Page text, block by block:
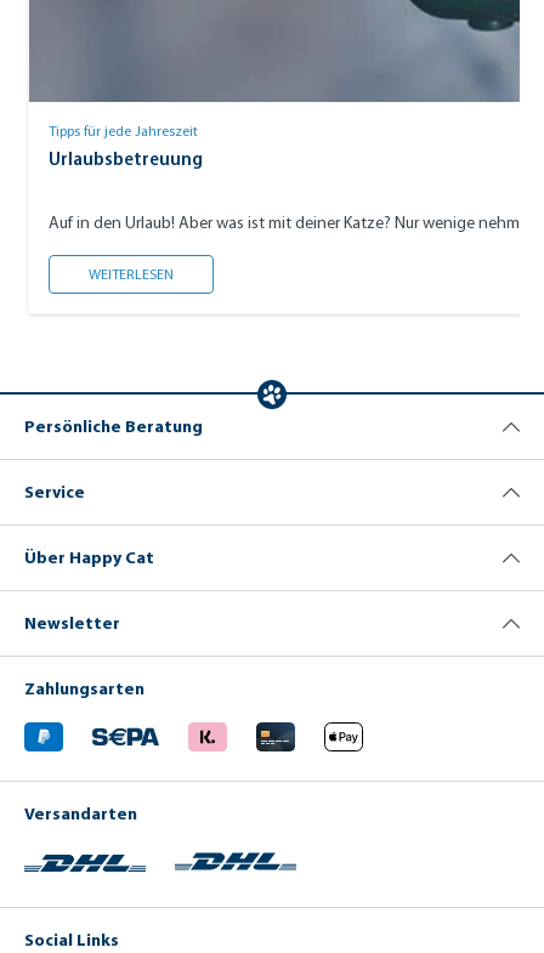
Tipps für jede Jahreszeit
Urlaubsbetreuung
Auf in den Urlaub! Aber was ist mit deiner Katze? Nur wenige
WEITERLESEN
Persönliche Beratung
Service
Über Happy Cat
Newsletter
Zahlungsarten
Versandarten
Social Links